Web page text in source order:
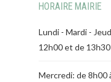
HORAIRE MAIRIE
Lundi - Mardi -
12h00 et de
Mercredi: de 8h00